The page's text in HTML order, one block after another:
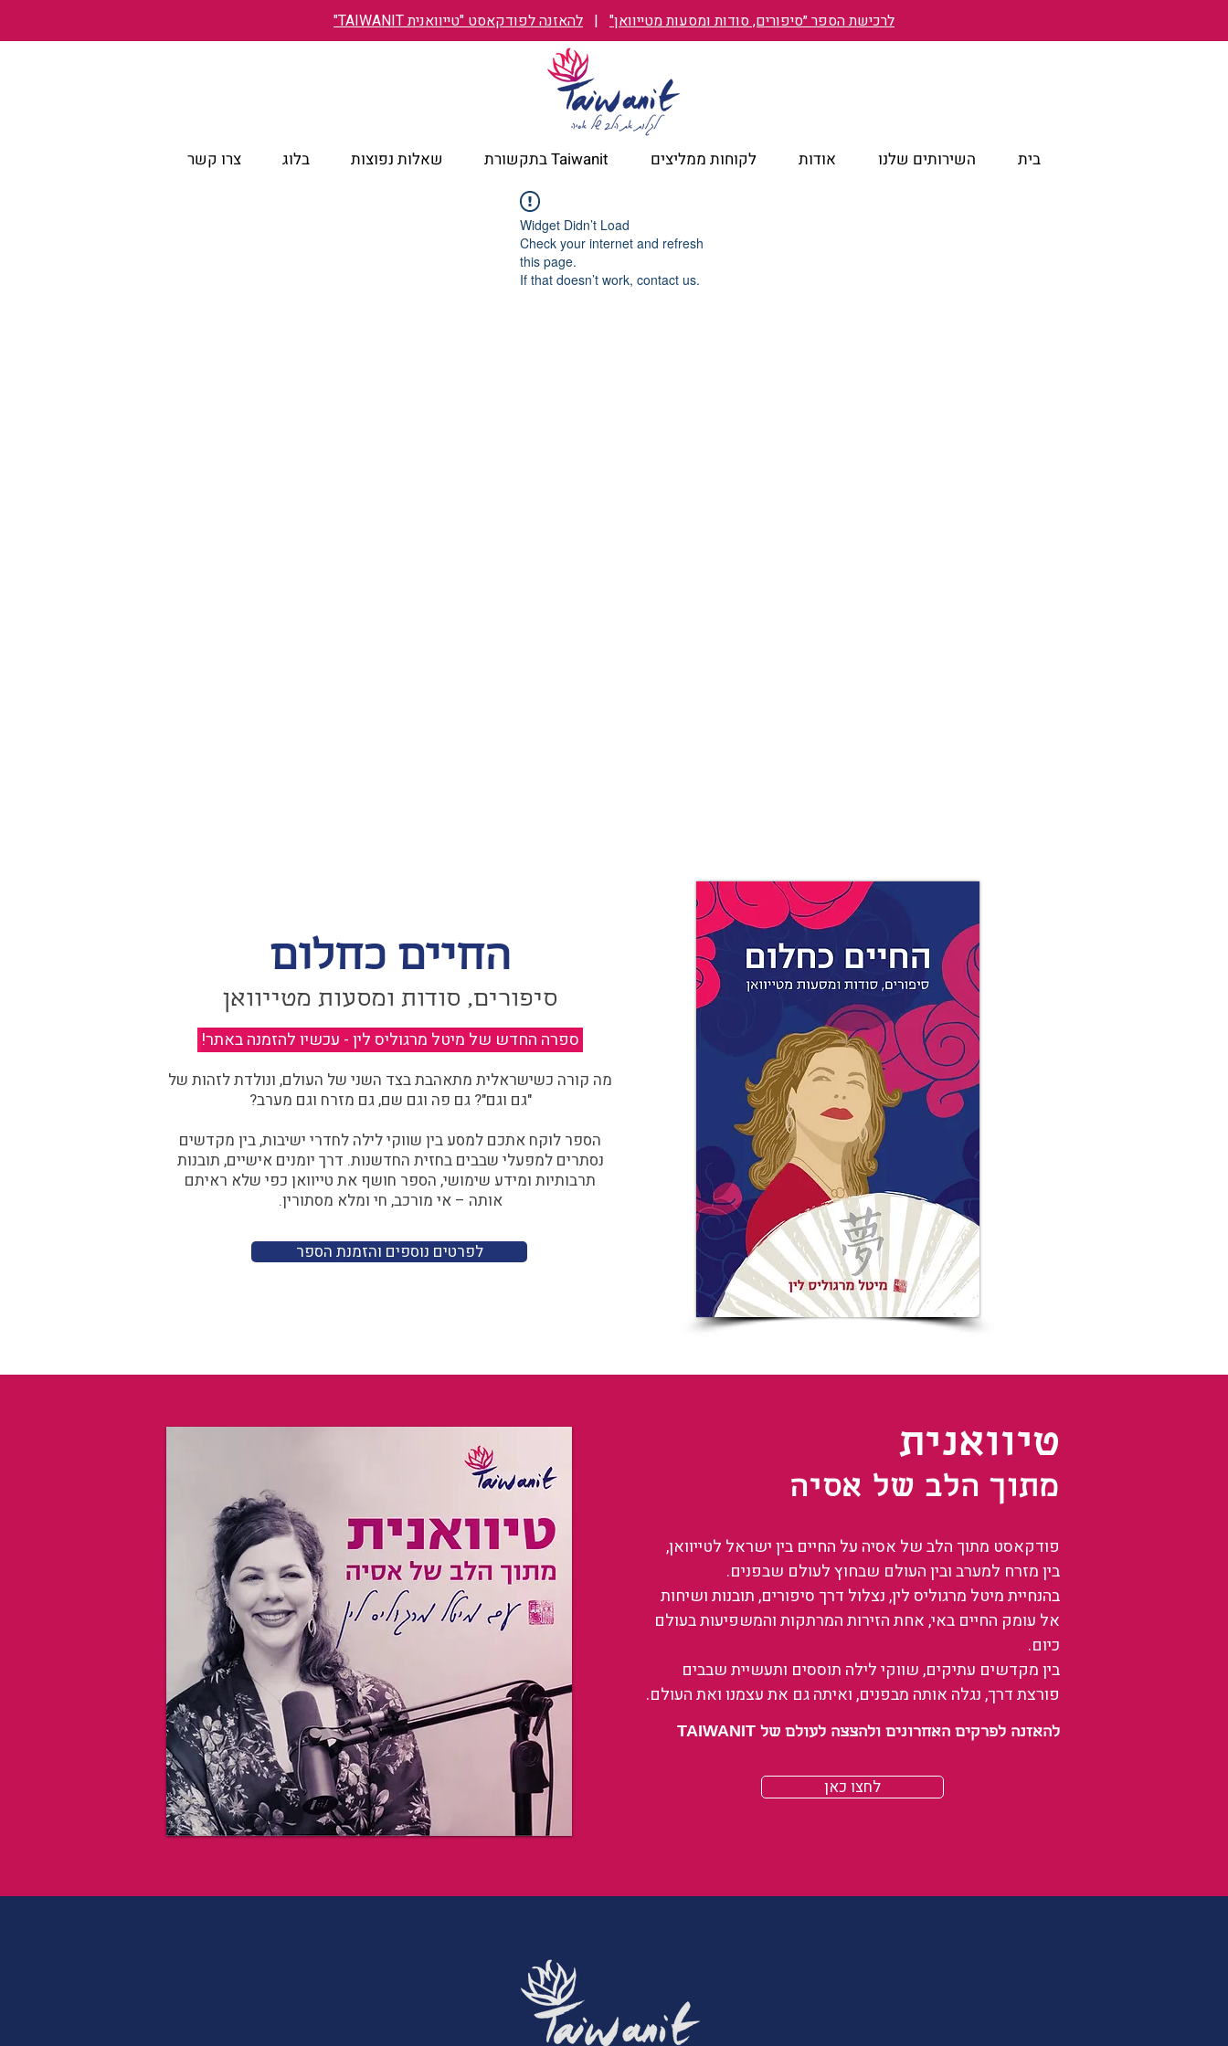
לרכישת הספר ״סיפורים, סודות ומסעות מטייוואן" | להאזנה לפודקאסט "טייוואנית TAIWANIT"
בית השירותים שלנו אודות לקוחות ממליצים Taiwanit בתקשורת שאלות נפוצות בלוג צרו קשר
Widget Didn’t Load
Check your internet and refresh
this page.
If that doesn’t work, contact us.
החיים כחלום
סיפורים, סודות ומסעות מטייוואן
ספרה החדש של מיטל מרגוליס לין - עכשיו להזמנה באתר!
מה קורה כשישראלית מתאהבת בצד השני של העולם, ונולדת לזהות של
"גם וגם"? גם פה וגם שם, גם מזרח וגם מערב?​​
הספר לוקח אתכם למסע בין שווקי לילה לחדרי ישיבות, בין מקדשים
נסתרים למפעלי שבבים בחזית החדשנות. דרך יומנים אישיים, תובנות
תרבותיות ומידע שימושי, הספר חושף את טייוואן כפי שלא ראיתם
אותה – אי מורכב, חי ומלא מסתורין.
לפרטים נוספים והזמנת הספר
טיוואנית
מתוך הלב של אסיה
פודקאסט מתוך הלב של אסיה על החיים בין ישראל לטייוואן,
בין מזרח למערב ובין העולם שבחוץ לעולם שבפנים.
בהנחיית מיטל מרגוליס לין, נצלול דרך סיפורים, תובנות ושיחות
אל עומק החיים באי, אחת הזירות המרתקות והמשפיעות בעולם
כיום.
בין מקדשים עתיקים, שווקי לילה תוססים ותעשיית שבבים
פורצת דרך, נגלה אותה מבפנים, ואיתה גם את עצמנו ואת העולם.
להאזנה לפרקים האחרונים ולהצצה לעולם של TAIWANIT
לחצו כאן